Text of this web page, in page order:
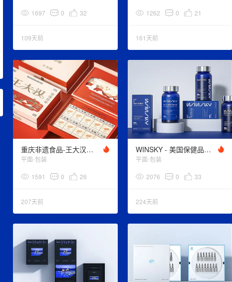
1697 0 32
109天前
1262 0 21
161天前
重庆非遗食品-王大汉桃片糕礼盒设计
平面-包装
1591 0 26
207天前
WINSKY - 美国保健品牌/包装设计
平面-包装
2076 0 33
224天前